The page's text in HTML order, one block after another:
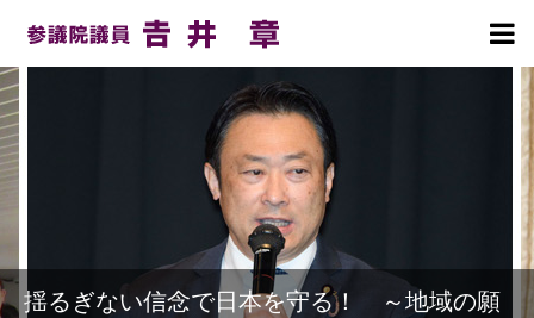
揺るぎない信念で日本を守る！ ～地域の願
活動報告